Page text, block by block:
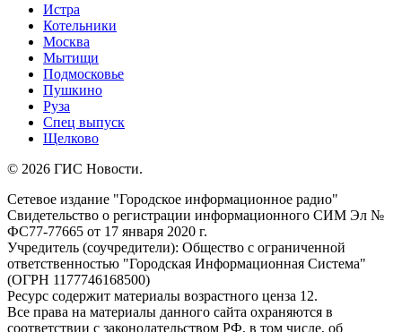
Истра
Котельники
Москва
Мытищи
Подмосковье
Пушкино
Руза
Спец выпуск
Щелково
© 2026 ГИС Новости.
Сетевое издание "Городское информационное радио"
Свидетельство о регистрации информационного СИМ Эл №
ФС77-77665 от 17 января 2020 г.
Учредитель (соучредители): Общество с ограниченной
ответственностью "Городская Информационная Система"
(ОГРН 1177746168500)
Ресурс содержит материалы возрастного ценза 12.
Все права на материалы данного сайта охраняются в
соответствии с законодательством РФ, в том числе, об